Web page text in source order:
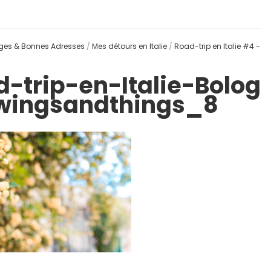
& Bonnes Adresses / Mes détours en Italie / Road-trip en Italie #4 -
trip-en-Italie-